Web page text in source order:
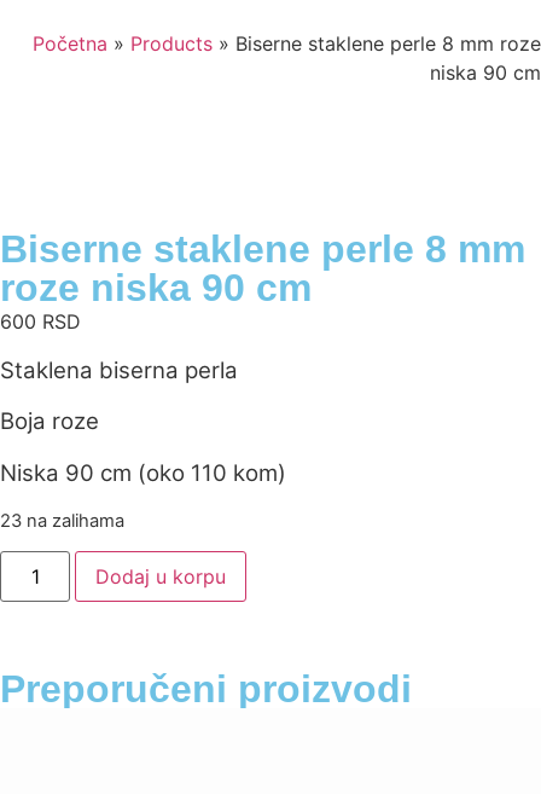
Početna » Products » Biserne staklene perle 8 mm roze
niska 90 cm
Biserne staklene perle 8 mm
roze niska 90 cm
600 RSD
Staklena biserna perla
Boja roze
Niska 90 cm (oko 110 kom)
23 na zalihama
Dodaj u korpu
Preporučeni proizvodi